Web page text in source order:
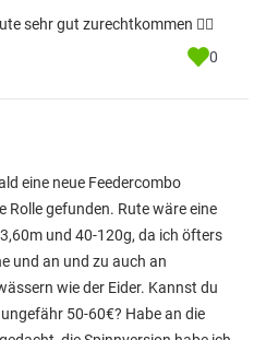
sehr gut zurechtkommen 👍🏻
0
eine neue Feedercombo
Rolle gefunden. Rute wäre eine
und 40-120g, da ich öfters
und an und zu auch an
wie der Eider. Kannst du
50-60€? Habe an die